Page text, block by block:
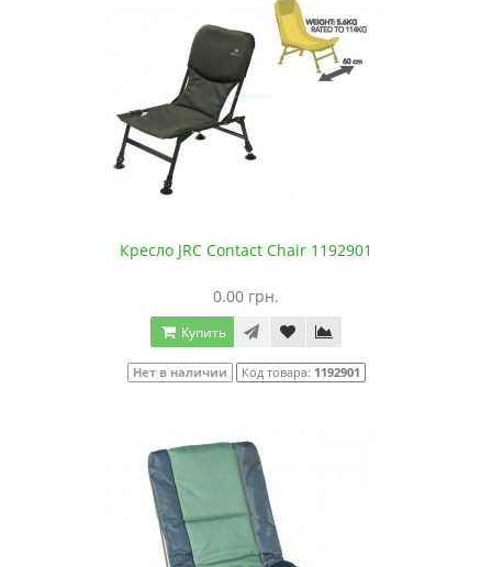
Кресло JRC Contact Chair 1192901
0.00 грн.
Купить
Нет в наличии Код товара: 1192901